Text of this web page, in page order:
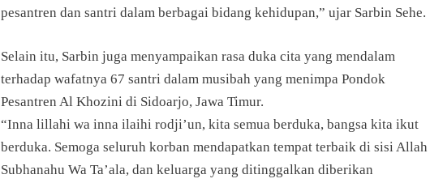
pesantren dan santri dalam berbagai bidang kehidupan,” ujar Sarbin Sehe.
Selain itu, Sarbin juga menyampaikan rasa duka cita yang mendalam
terhadap wafatnya 67 santri dalam musibah yang menimpa Pondok
Pesantren Al Khozini di Sidoarjo, Jawa Timur.
“Inna lillahi wa inna ilaihi rodji’un, kita semua berduka, bangsa kita ikut
berduka. Semoga seluruh korban mendapatkan tempat terbaik di sisi Allah
Subhanahu Wa Ta’ala, dan keluarga yang ditinggalkan diberikan